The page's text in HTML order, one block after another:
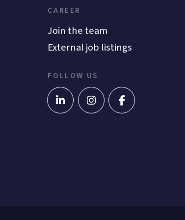
CAREER
Join the team
External job listings
FOLLOW US